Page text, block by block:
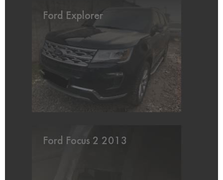
Ford Explorer
Ford Focus 2 2013